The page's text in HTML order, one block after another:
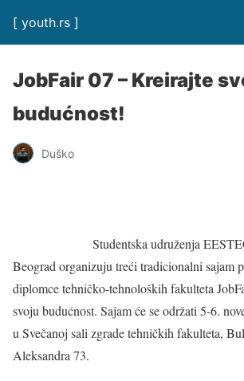
[ youth.rs ]
JobFair 07 – Kreirajte
budućnost!
Duško
Studentska udruženja
Beograd organizuju treći tradicionalni sajam
diplomce tehničko-tehnoloških fakulteta
svoju budućnost. Sajam će se održati 5-6.
u Svečanoj sali zgrade tehničkih fakulteta,
Aleksandra 73.